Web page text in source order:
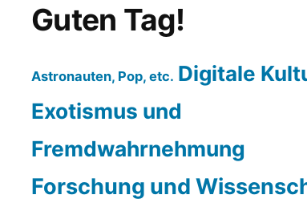
Guten Tag!
Astronauten, Pop, etc. Digitale
Exotismus und
Fremdwahrnehmung
Forschung und